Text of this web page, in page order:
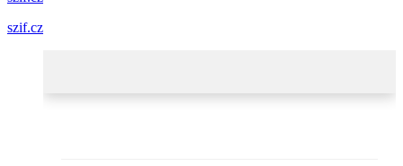
szif.cz